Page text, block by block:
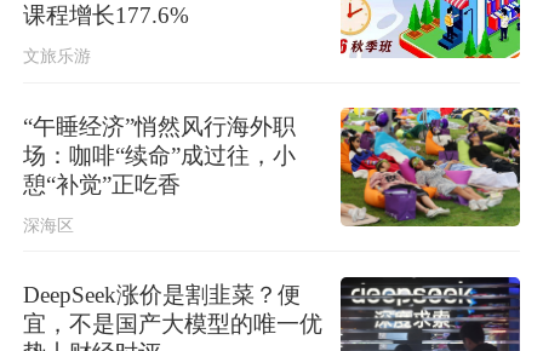
一无人机飞入保加利亚爆炸，型号为
乌克兰军方常用
课程增长177.6%
文旅乐游
“午睡经济”悄然风行海外职
场：咖啡“续命”成过往，小
憩“补觉”正吃香
深海区
DeepSeek涨价是割韭菜？便
宜，不是国产大模型的唯一优